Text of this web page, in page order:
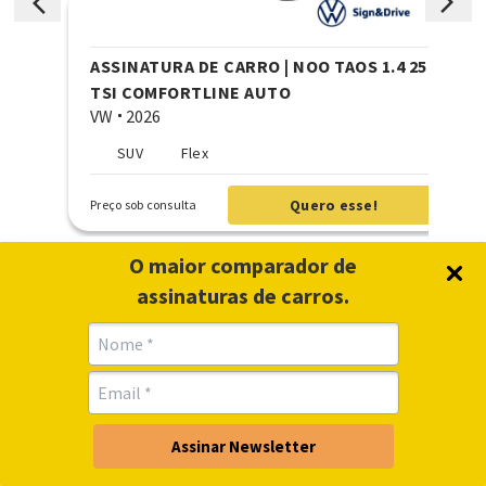
O maior comparador de
assinaturas de carros.
Assinar Newsletter
ASSINATURA DE CARRO | NOO TAOS 1.4 250
TSI COMFORTLINE AUTO
VW
2026
SUV Flex
Preço sob consulta Quero esse!
Todos os modelos que você
encontra na zMatch